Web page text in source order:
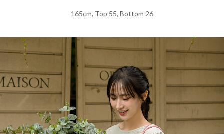
165cm, Top 55, Bottom 26